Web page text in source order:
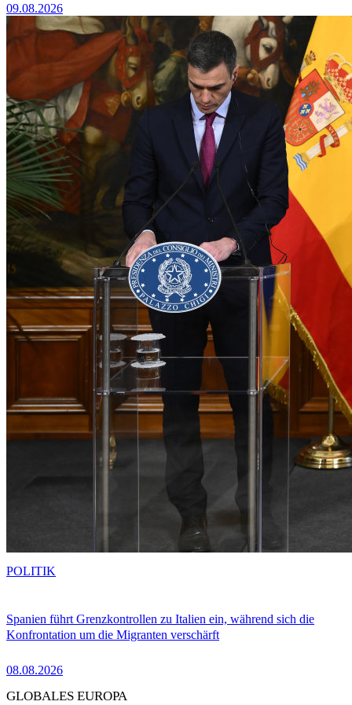
09.08.2026
Spanien führt Grenzkontrollen zu Italien ein, während sich die
Konfrontation um die Migranten verschärft
08.08.2026
POLITIK
GLOBALES EUROPA